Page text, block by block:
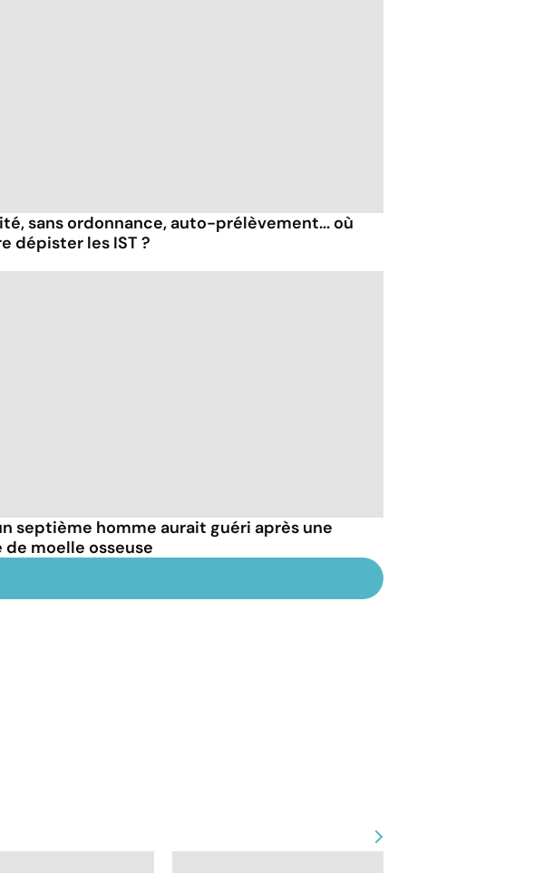
sans ordonnance, auto-prélèvement... où
dépister les IST ?
septième homme aurait guéri après une
de moelle osseuse